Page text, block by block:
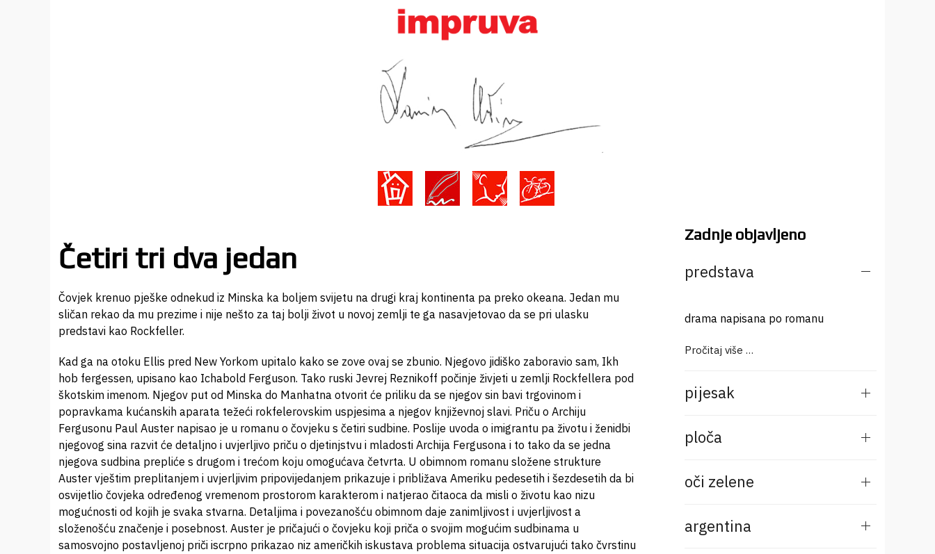
Četiri tri dva jedan
Čovjek krenuo pješke odnekud iz Minska ka boljem svijetu na drugi kraj kontinenta pa preko okeana. Jedan mu
sličan rekao da mu prezime i nije nešto za taj bolji život u novoj zemlji te ga nasavjetovao da se pri ulasku
predstavi kao Rockfeller.
Kad ga na otoku Ellis pred New Yorkom upitalo kako se zove ovaj se zbunio. Njegovo jidiško zaboravio sam, Ikh
hob fergessen, upisano kao Ichabold Ferguson. Tako ruski Jevrej Reznikoff počinje živjeti u zemlji Rockfellera pod
škotskim imenom. Njegov put od Minska do Manhatna otvorit će priliku da se njegov sin bavi trgovinom i
popravkama kućanskih aparata težeći rokfelerovskim uspjesima a njegov književnoj slavi. Priču o Archiju
Fergusonu Paul Auster napisao je u romanu o čovjeku s četiri sudbine. Poslije uvoda o imigrantu pa životu i ženidbi
njegovog sina razvit će detaljno i uvjerljivo priču o djetinjstvu i mladosti Archija Fergusona i to tako da se jedna
njegova sudbina prepliće s drugom i trećom koju omogućava četvrta. U obimnom romanu složene strukture
Auster vještim preplitanjem i uvjerljivim pripovijedanjem prikazuje i približava Ameriku pedesetih i šezdesetih da bi
osvijetlio čovjeka određenog vremenom prostorom karakterom i natjerao čitaoca da misli o životu kao nizu
mogućnosti od kojih je svaka stvarna. Detaljima i povezanošću obimnom daje zanimljivost i uvjerljivost a
složenošću značenje i posebnost. Auster je pričajući o čovjeku koji priča o svojim mogućim sudbinama u
samosvojno postavljenoj priči iscrpno prikazao niz američkih iskustava problema situacija ostvarujući tako čvrstinu
Zadnje objavljeno
predstava
drama napisana po romanu
Pročitaj više …
pijesak
ploča
oči zelene
argentina